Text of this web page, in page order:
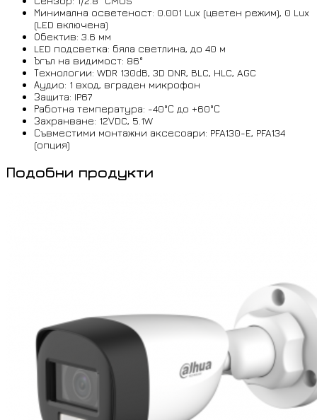
Минимална осветеност: 0.001 Lux (цветен режим), 0 Lux
(LED включена)
Обектив: 3.6 мм
LED подсветка: бяла светлина, до 40 м
Ъгъл на видимост: 86°
Технологии: WDR 130dB, 3D DNR, BLC, HLC, AGC
Аудио: 1 вход, вграден микрофон
Защита: IP67
Работна температура: -40°С до +60°С
Захранване: 12VDC, 5.1W
Съвместими монтажни аксесоари: PFA130-E, PFA134
(опция)
Подобни продукти